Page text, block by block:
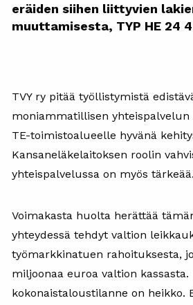
eräiden siihen liittyvien
muuttamisesta, TYP HE 24 4
TVY ry pitää työllistymistä
moniammatillisen yhteispalvelun
TE-toimistoalueelle hyvänä
Kansaneläkelaitoksen roolin
yhteispalvelussa on myös tärkeää.
Voimakasta huolta herättää
yhteydessä tehdyt valtion
työmarkkinatuen rahoituksesta,
miljoonaa euroa valtion kassasta.
kokonaistaloustilanne on heikko.